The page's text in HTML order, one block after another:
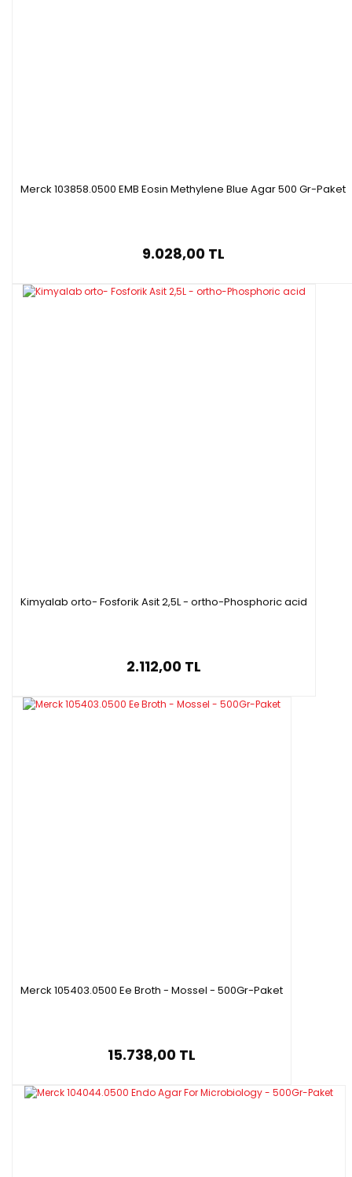
Merck 103858.0500 EMB Eosin Methylene Blue Agar 500 Gr-Paket
9.028,00 TL
Kimyalab orto- Fosforik Asit 2,5L - ortho-Phosphoric acid
2.112,00 TL
Merck 105403.0500 Ee Broth - Mossel - 500Gr-Paket
15.738,00 TL